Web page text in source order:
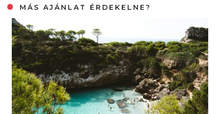
MÁS AJÁNLAT ÉRDEKELNE?